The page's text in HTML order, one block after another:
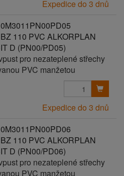
Expedice do 3 dnů
110 PVC ALKORPLAN
D (PN00/PD05)
pro nezateplené střechy
PVC manžetou
Expedice do 3 dnů
110 PVC ALKORPLAN
D (PN00/PD06)
pro nezateplené střechy
PVC manžetou